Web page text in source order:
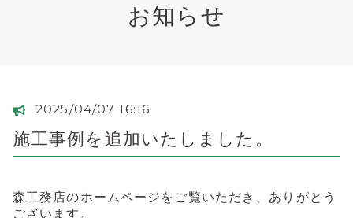
お知らせ
2025/04/07 16:16
施工事例を追加いたしました。
森工務店のホームページをご覧いただき、ありがとう
ございます。